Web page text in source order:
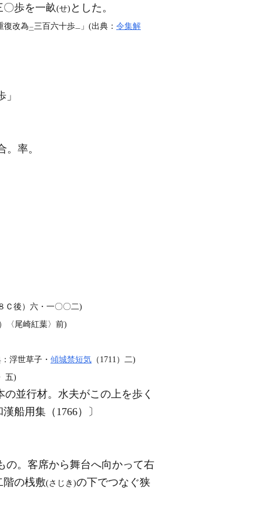
歩を一畝(せ) とした。
復改為 二 三百六十歩一 」(出典： 令集解
率。
Ｃ後）六・一〇〇二)
〈尾崎紅葉〉前)
浮世草子・ 傾城禁短気 （1711）二)
五)
の並行材。水夫がこの上を歩く
船用集（1766）〕
の。客席から舞台へ向かって右
階の桟敷(さじき)の下でつなぐ狭